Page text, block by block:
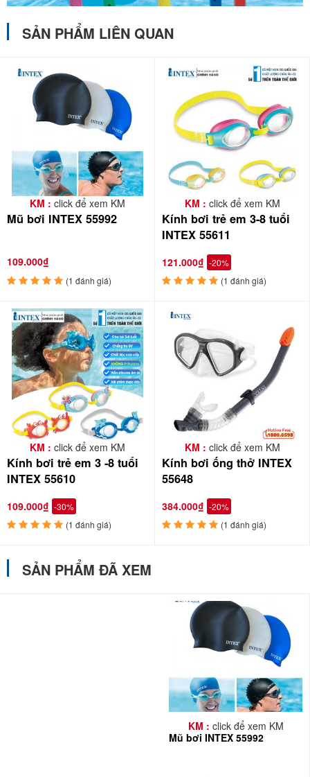
SẢN PHẨM LIÊN QUAN
KM : click để xem KM
Mũ bơi INTEX 55992
109.000₫
(1 đánh giá)
KM : click để xem KM
Kính bơi trẻ em 3-8 tuổi
INTEX 55611
121.000₫ -20%
(1 đánh giá)
KM : click để xem KM
Kính bơi trẻ em 3 -8 tuổi
INTEX 55610
109.000₫ -30%
(1 đánh giá)
KM : click để xem KM
Kính bơi ống thở INTEX
55648
384.000₫ -20%
(1 đánh giá)
SẢN PHẨM ĐÃ XEM
KM : click để xem KM
Mũ bơi INTEX 55992